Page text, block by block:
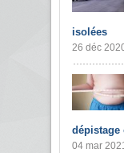
isolées
26 déc
dépistage
04 mar